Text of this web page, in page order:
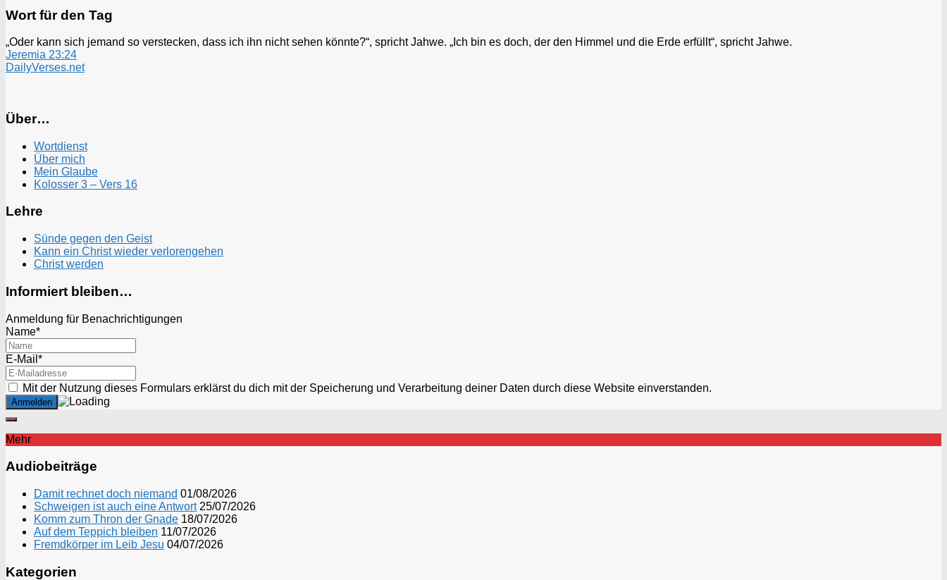
Wort für den Tag
„Oder kann sich jemand so verstecken, dass ich ihn nicht sehen könnte?“, spricht Jahwe. „Ich bin es doch, der den Himmel und die Erde erfüllt“, spricht Jahwe.
Jeremia 23:24
DailyVerses.net
Über…
Wortdienst
Über mich
Mein Glaube
Kolosser 3 – Vers 16
Lehre
Sünde gegen den Geist
Kann ein Christ wieder verlorengehen
Christ werden
Informiert bleiben…
Anmeldung für Benachrichtigungen
Name*
E-Mail*
Mit der Nutzung dieses Formulars erklärst du dich mit der Speicherung und Verarbeitung deiner Daten durch diese Website einverstanden.
Mehr
Audiobeiträge
Damit rechnet doch niemand 01/08/2026
Schweigen ist auch eine Antwort 25/07/2026
Komm zum Thron der Gnade 18/07/2026
Auf dem Teppich bleiben 11/07/2026
Fremdkörper im Leib Jesu 04/07/2026
Kategorien